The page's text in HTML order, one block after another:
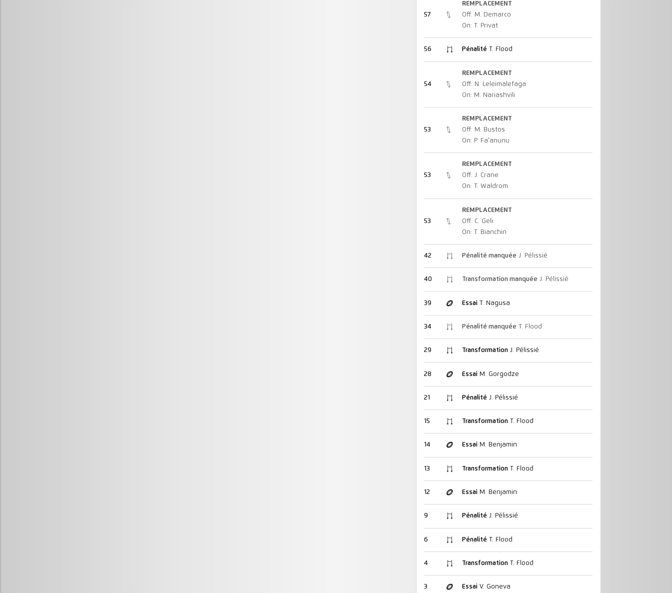
57
REMPLACEMENT
Off: M. Demarco
On: T. Privat
56 Pénalité T. Flood
54
REMPLACEMENT
Off: N. Leleimalefaga
On: M. Nariashvili
53
REMPLACEMENT
Off: M. Bustos
On: P. Fa'anunu
53
REMPLACEMENT
Off: J. Crane
On: T. Waldrom
53
REMPLACEMENT
Off: C. Geli
On: T. Bianchin
42 Pénalité manquée J. Pélissié
40 Transformation manquée J. Pélissié
39 EssaiT. Nagusa
34 Pénalité manquée T. Flood
29 TransformationJ. Pélissié
28 EssaiM. Gorgodze
21 Pénalité J. Pélissié
15 TransformationT. Flood
14 EssaiM. Benjamin
13 TransformationT. Flood
12 EssaiM. Benjamin
9 Pénalité J. Pélissié
6 Pénalité T. Flood
4 TransformationT. Flood
3 EssaiV. Goneva